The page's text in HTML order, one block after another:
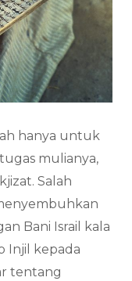
hanya untuk
mulianya,
Salah
Bani Israil kala
Injil kepada
tentang